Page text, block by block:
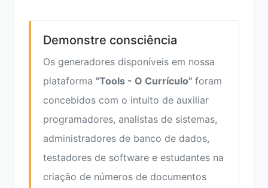
Demonstre consciência
Os generadores disponíveis em nossa
plataforma "Tools - O Currículo" foram
concebidos com o intuito de auxiliar
programadores, analistas de sistemas,
administradores de banco de dados,
testadores de software e estudantes na
criação de números de documentos